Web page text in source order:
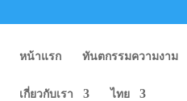
หน้าแรก ทันตกรรมความงาม
เกี่ยวกับเรา ไทย